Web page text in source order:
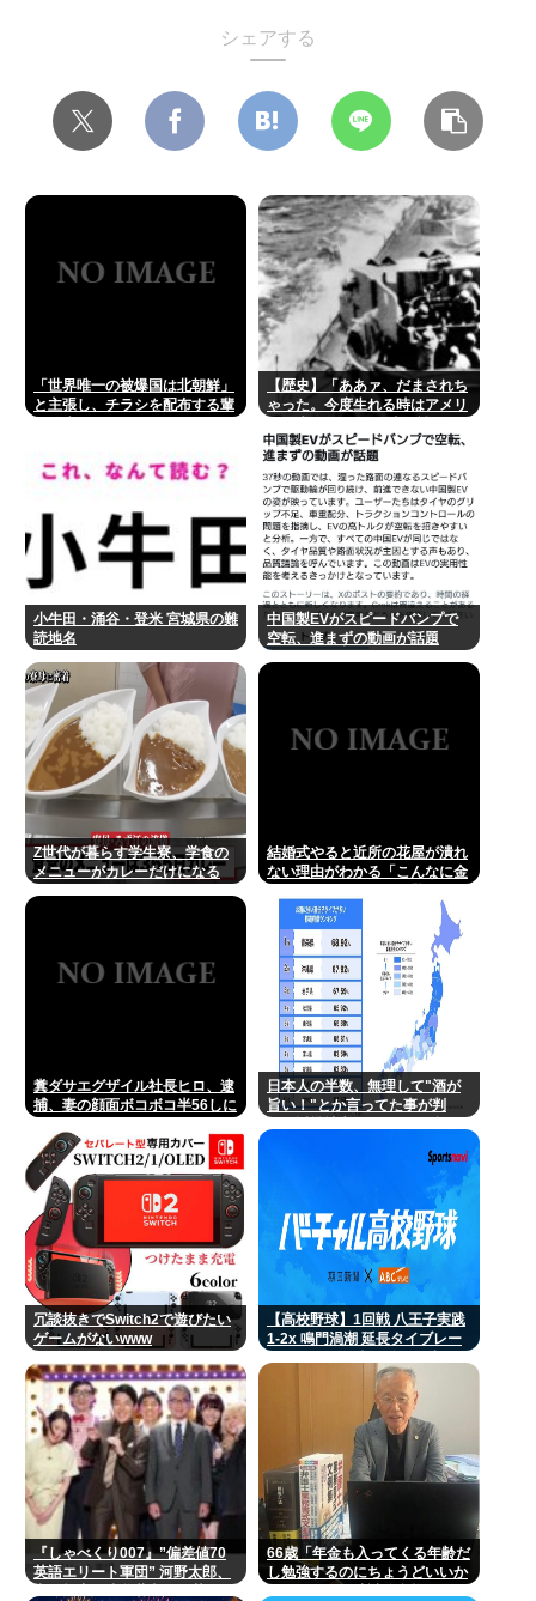
シェアする
「世界唯一の被爆国は北朝鮮」
と主張し、チラシを配布する輩
【歴史】「ああァ、だまされち
ゃった。今度生れる時はアメリ
た特攻隊員が出撃前の日記に残
した”本音”
小牛田・涌谷・登米 宮城県の難
読地名
中国製EVがスピードバンプで
空転、進まずの動画が話題
Z世代が暮らす学生寮、学食の
メニューがカレーだけになる
結婚式やると近所の花屋が潰れ
ない理由がわかる「こんなに金
糞ダサエグザイル社長ヒロ、逮
捕、妻の顔面ボコボコ半56しに
日本人の半数、無理して"酒が
旨い！"とか言ってた事が判
冗談抜きでSwitch2で遊びたい
ゲームがないwww
【高校野球】1回戦 八王子実践
1-2x 鳴門渦潮 延長タイブレー
『しゃべくり007』”偏差値70
英語エリート軍団” 河野太郎、
66歳「年金も入ってくる年齢だ
し勉強するのにちょうどいいか